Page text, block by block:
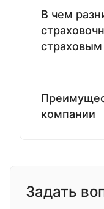
В чем
компании
Задать